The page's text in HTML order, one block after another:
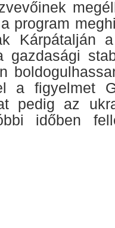
program
Kárpátalján
gazdasági
a figyelmet
pedig az
időben